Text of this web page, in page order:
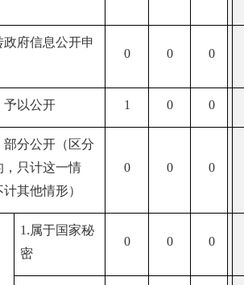
政府信息公开申
0 0 0
予以公开 1 0 0
部分公开（区分
，只计这一情
其他情形）
0 0 0
1.属于国家秘
密
0 0 0